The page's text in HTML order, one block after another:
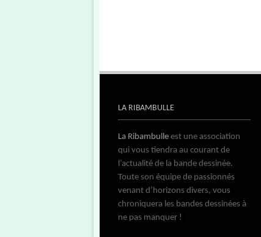
LA RIBAMBULLE
La Ribambulle est une association
qui vous tiendra au courant de
l’actualité de la bande dessinée.
Toute son équipe de passionnés
venant d’horizons divers, vous
chroniquera les bandes dessinées à
ne pas manquer !